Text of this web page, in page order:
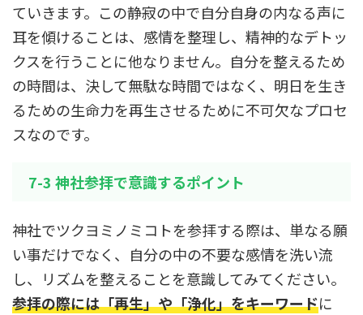
ていきます。この静寂の中で自分自身の内なる声に
耳を傾けることは、感情を整理し、精神的なデトッ
クスを行うことに他なりません。自分を整えるため
の時間は、決して無駄な時間ではなく、明日を生き
るための生命力を再生させるために不可欠なプロセ
スなのです。
7-3 神社参拝で意識するポイント
神社でツクヨミノミコトを参拝する際は、単なる願
い事だけでなく、自分の中の不要な感情を洗い流
し、リズムを整えることを意識してみてください。
参拝の際には「再生」や「浄化」をキーワードに